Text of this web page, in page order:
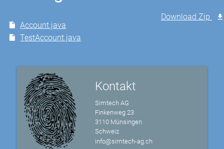
Account.java
TestAccount.java
Download Zip
Kontakt
Simtech AG
Finkenweg 23
3110 Münsingen
Schweiz
info@simtech-ag.ch